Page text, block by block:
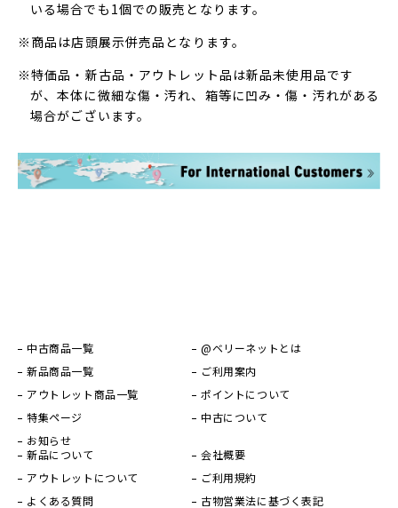
いる場合でも1個での販売となります。
※商品は店頭展示併売品となります。
※特価品・新古品・アウトレット品は新品未使用品です
が、本体に微細な傷・汚れ、箱等に凹み・傷・汚れがある
場合がございます。
中古商品一覧
新品商品一覧
アウトレット商品一覧
特集ページ
お知らせ
@ベリーネットとは
ご利用案内
ポイントについて
中古について
新品について
アウトレットについて
よくある質問
会社概要
ご利用規約
古物営業法に基づく表記